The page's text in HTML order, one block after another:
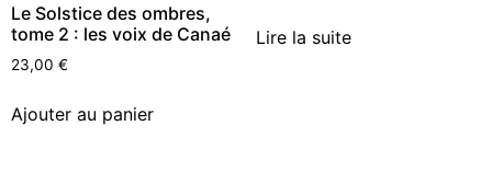
Le Solstice des ombres,
tome 2 : les voix de Canaé
23,00 €
Ajouter au panier
Lire la suite